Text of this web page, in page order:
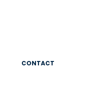
CONTACT